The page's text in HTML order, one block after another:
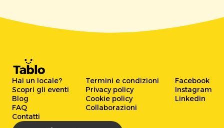
Hai un locale?
Scopri gli eventi
Blog
FAQ
Contatti
Termini e condizioni
Privacy policy
Cookie policy
Collaborazioni
Facebook
Instagram
Linkedin